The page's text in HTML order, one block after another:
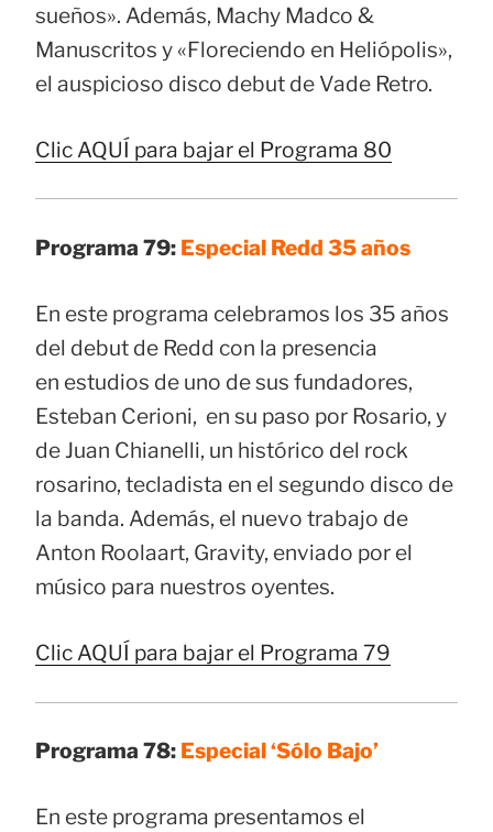
sueños». Además, Machy Madco &
Manuscritos y «Floreciendo en Heliópolis»,
el auspicioso disco debut de Vade Retro.
Clic AQUÍ para bajar el Programa 80
Programa 79: Especial Redd 35 años
En este programa celebramos los 35 años
del debut de Redd con la presencia
en estudios de uno de sus fundadores,
Esteban Cerioni, en su paso por Rosario, y
de Juan Chianelli, un histórico del rock
rosarino, tecladista en el segundo disco de
la banda. Además, el nuevo trabajo de
Anton Roolaart, Gravity, enviado por el
músico para nuestros oyentes.
Clic AQUÍ para bajar el Programa 79
Programa 78: Especial ‘Sólo Bajo’
En este programa presentamos el